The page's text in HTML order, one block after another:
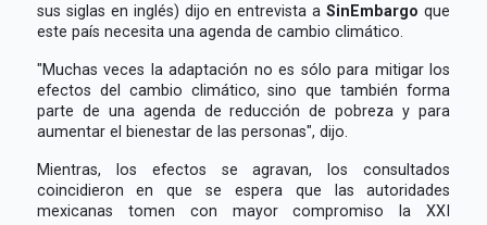
sus siglas en inglés) dijo en entrevista aSinEmbargo que
este país necesita una agenda de cambio climático.
"Muchas veces la adaptación no es sólo para mitigar los
efectos del cambio climático, sino que también forma
parte de una agenda de reducción de pobreza y para
aumentar el bienestar de las personas", dijo.
Mientras, los efectos se agravan, los consultados
coincidieron en que se espera que las autoridades
mexicanas tomen con mayor compromiso la XXI